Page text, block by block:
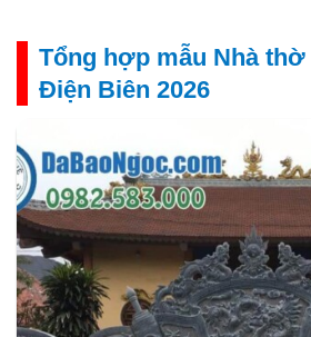
Tổng hợp mẫu Nhà thờ
Điện Biên 2026